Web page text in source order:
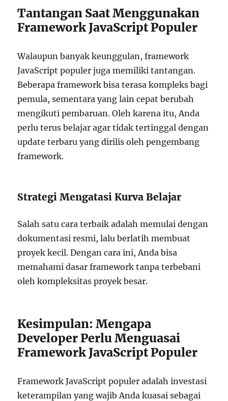
Tantangan Saat Menggunakan
Framework JavaScript Populer
Walaupun banyak keunggulan, framework
JavaScript populer juga memiliki tantangan.
Beberapa framework bisa terasa kompleks bagi
pemula, sementara yang lain cepat berubah
mengikuti pembaruan. Oleh karena itu, Anda
perlu terus belajar agar tidak tertinggal dengan
update terbaru yang dirilis oleh pengembang
framework.
Strategi Mengatasi Kurva Belajar
Salah satu cara terbaik adalah memulai dengan
dokumentasi resmi, lalu berlatih membuat
proyek kecil. Dengan cara ini, Anda bisa
memahami dasar framework tanpa terbebani
oleh kompleksitas proyek besar.
Kesimpulan: Mengapa
Developer Perlu Menguasai
Framework JavaScript Populer
Framework JavaScript populer adalah investasi
keterampilan yang wajib Anda kuasai sebagai